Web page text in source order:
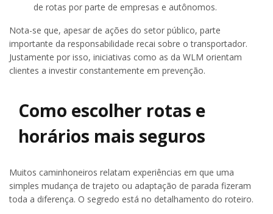
de rotas por parte de empresas e autônomos.
Nota-se que, apesar de ações do setor público, parte
importante da responsabilidade recai sobre o transportador.
Justamente por isso, iniciativas como as da WLM orientam
clientes a investir constantemente em prevenção.
Como escolher rotas e
horários mais seguros
Muitos caminhoneiros relatam experiências em que uma
simples mudança de trajeto ou adaptação de parada fizeram
toda a diferença. O segredo está no detalhamento do roteiro.